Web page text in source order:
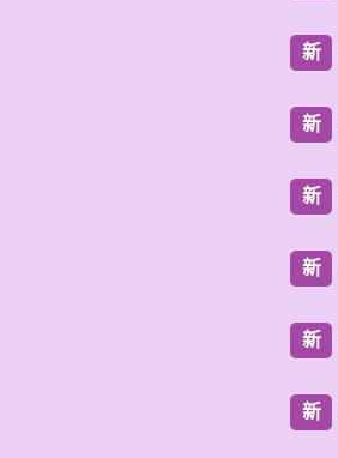
新
新
新
新
新
新